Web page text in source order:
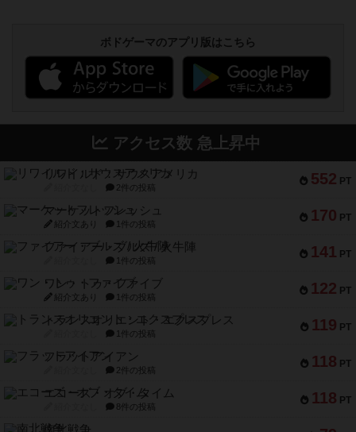
ボドゲーマのアプリ版はこちら
アクセス数 急上昇中
552 PT
リワイルド：サウスアメリカ
2件の投稿
170 PT
マーケットフレッシュ
紹介文あり 1件の投稿
141 PT
ファイアー・ブルズ / 火牛陣
1件の投稿
122 PT
ワン・トゥ・ファイブ
紹介文あり 1件の投稿
119 PT
トランスオリエント・エクスプレス
1件の投稿
118 PT
フラットアイアン
2件の投稿
118 PT
エコーズ・オブ・タイム
8件の投稿